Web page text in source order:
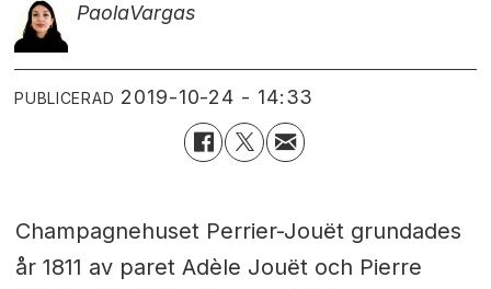
PaolaVargas
PUBLICERAD 2019-10-24 - 14:33
Champagnehuset Perrier-Jouët grundades
år 1811 av paret Adèle Jouët och Pierre